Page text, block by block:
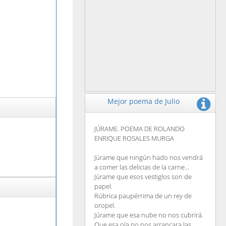
Mejor poema de Julio
JÚRAME. POEMA DE ROLANDO
ENRIQUE ROSALES MURGA
Júrame que ningún hado nos vendrá
a comer las delicias de la carne...
Júrame que esos vestiglos son de
papel.
Rúbrica paupérrima de un rey de
oropel.
Júrame que esa nube no nos cubrirá.